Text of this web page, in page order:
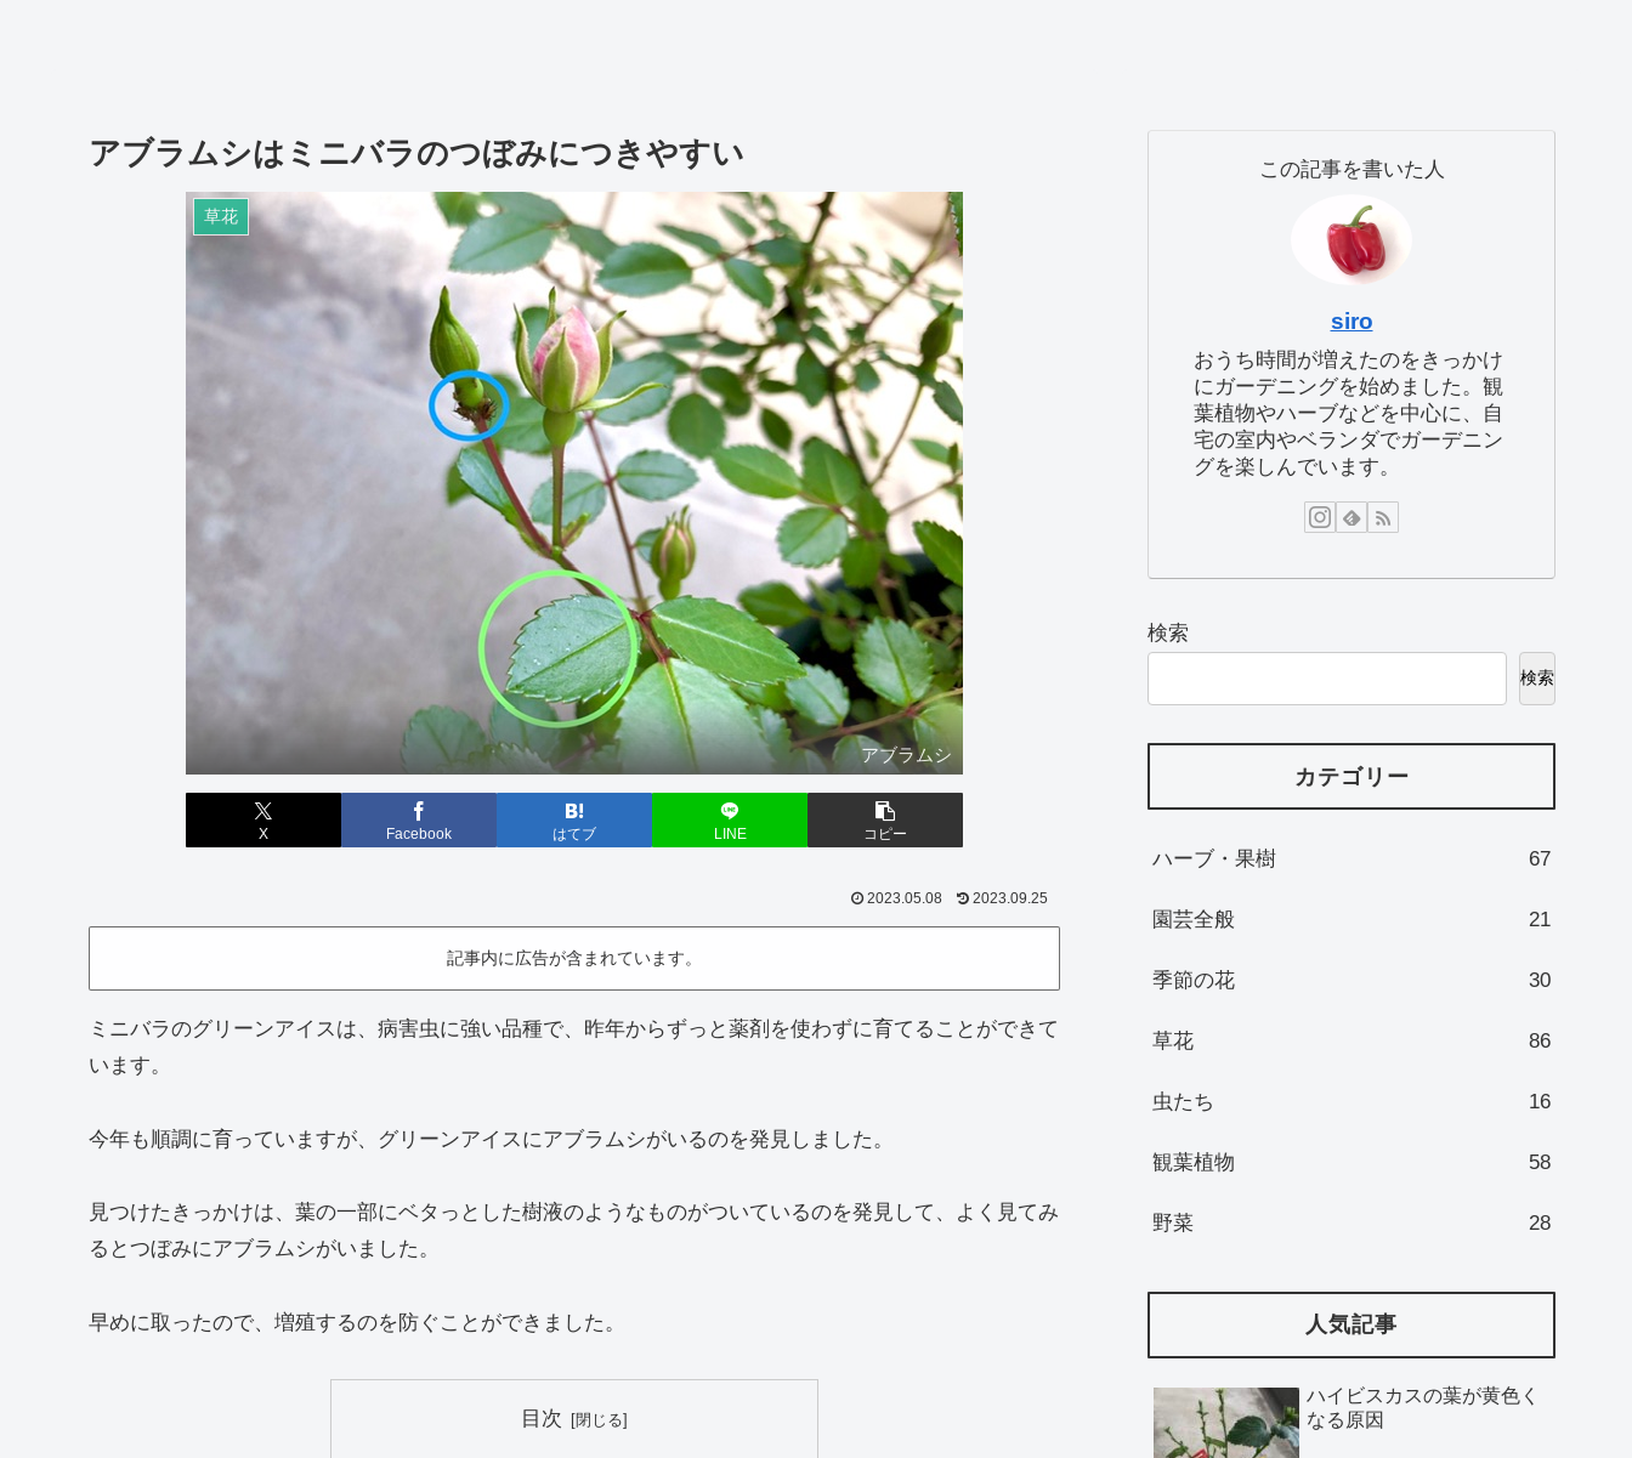
アブラムシはミニバラのつぼみにつきやすい
草花
アブラムシ
X Facebook はてブ LINE コピー
2023.05.08 2023.09.25
記事内に広告が含まれています。
ミニバラのグリーンアイスは、病害虫に強い品種で、昨年からずっと薬剤を使わずに育てることができて
います。
今年も順調に育っていますが、グリーンアイスにアブラムシがいるのを発見しました。
見つけたきっかけは、葉の一部にベタっとした樹液のようなものがついているのを発見して、よく見てみ
るとつぼみにアブラムシがいました。
早めに取ったので、増殖するのを防ぐことができました。
目次
この記事を書いた人
siro
おうち時間が増えたのをきっかけ
にガーデニングを始めました。観
葉植物やハーブなどを中心に、自
宅の室内やベランダでガーデニン
グを楽しんでいます。
検索
検索
カテゴリー
ハーブ・果樹 67
園芸全般 21
季節の花 30
草花 86
虫たち 16
観葉植物 58
野菜 28
人気記事
ハイビスカスの葉が黄色く
なる原因